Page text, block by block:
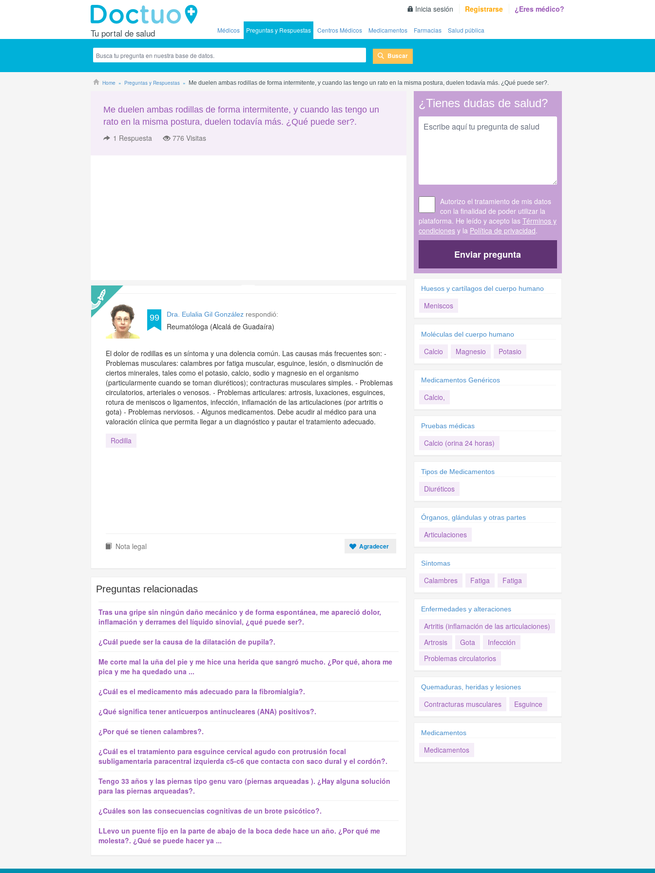
Tu portal de salud
Inicia sesión Registrarse ¿Eres médico?
Médicos Preguntas y Respuestas Centros Médicos Medicamentos Farmacias Salud pública
Buscar
Home Preguntas y Respuestas Me duelen ambas rodillas de forma intermitente, y cuando las tengo un rato en la misma postura, duelen todavía más. ¿Qué puede ser?.
Me duelen ambas rodillas de forma intermitente, y cuando las tengo un
rato en la misma postura, duelen todavía más. ¿Qué puede ser?.
1 Respuesta 776 Visitas
99 Dra. Eulalia Gil González respondió:
Reumatóloga (Alcalá de Guadaíra)
El dolor de rodillas es un síntoma y una dolencia común. Las causas más frecuentes son: -
Problemas musculares: calambres por fatiga muscular, esguince, lesión, o disminución de
ciertos minerales, tales como el potasio, calcio, sodio y magnesio en el organismo
(particularmente cuando se toman diuréticos); contracturas musculares simples. - Problemas
circulatorios, arteriales o venosos. - Problemas articulares: artrosis, luxaciones, esguinces,
rotura de meniscos o ligamentos, infección, inflamación de las articulaciones (por artritis o
gota) - Problemas nerviosos. - Algunos medicamentos. Debe acudir al médico para una
valoración clínica que permita llegar a un diagnóstico y pautar el tratamiento adecuado.
Rodilla
Nota legal Agradecer
Preguntas relacionadas
Tras una gripe sin ningún daño mecánico y de forma espontánea, me apareció dolor,
inflamación y derrames del líquido sinovial, ¿qué puede ser?.
¿Cuál puede ser la causa de la dilatación de pupila?.
Me corte mal la uña del pie y me hice una herida que sangró mucho. ¿Por qué, ahora me
pica y me ha quedado una ...
¿Cuál es el medicamento más adecuado para la fibromialgia?.
¿Qué significa tener anticuerpos antinucleares (ANA) positivos?.
¿Por qué se tienen calambres?.
¿Cuál es el tratamiento para esguince cervical agudo con protrusión focal
subligamentaria paracentral izquierda c5-c6 que contacta con saco dural y el cordón?.
Tengo 33 años y las piernas tipo genu varo (piernas arqueadas ). ¿Hay alguna solución
para las piernas arqueadas?.
¿Cuáles son las consecuencias cognitivas de un brote psicótico?.
LLevo un puente fijo en la parte de abajo de la boca dede hace un año. ¿Por qué me
molesta?. ¿Qué se puede hacer ya ...
¿Tienes dudas de salud?
Autorizo el tratamiento de mis datos
con la finalidad de poder utilizar la
plataforma. He leído y acepto las Términos y
condicionesy la Política de privacidad.
Enviar pregunta
Huesos y cartílagos del cuerpo humano
Meniscos
Moléculas del cuerpo humano
Calcio Magnesio Potasio
Medicamentos Genéricos
Calcio,
Pruebas médicas
Calcio (orina 24 horas)
Tipos de Medicamentos
Diuréticos
Órganos, glándulas y otras partes
Articulaciones
Síntomas
Calambres Fatiga Fatiga
Enfermedades y alteraciones
Artritis (inflamación de las articulaciones)
Artrosis
Gota
Infección
Problemas circulatorios
Quemaduras, heridas y lesiones
Contracturas musculares Esguince
Medicamentos
Medicamentos